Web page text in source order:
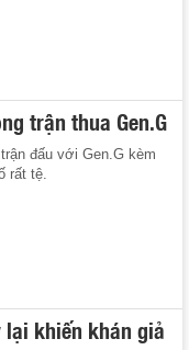
trận thua Gen.G
đấu với Gen.G kèm
rất tệ.
khiến khán giả